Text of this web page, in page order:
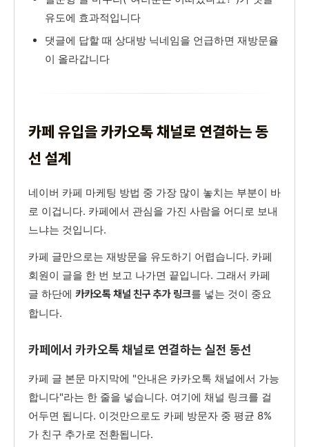
유도에 효과적입니다
댓글에 답할 때 상대방 닉네임을 언급하면 재방문율
이 올라갑니다
카페 유입을 카카오톡 채널로 연결하는 동
선 설계
네이버 카페 마케팅 방법 중 가장 많이 놓치는 부분이 바
로 이겁니다. 카페에서 관심을 가진 사람을 어디로 보내
느냐는 것입니다.
카페 글만으로는 재방문을 유도하기 어렵습니다. 카페
회원이 글을 한 번 보고 나가면 끝입니다. 그래서 카페
글 하단에 카카오톡 채널 친구 추가 링크를 넣는 것이 중요
합니다.
카페에서 카카오톡 채널로 연결하는 실전 동선
카페 글 본문 마지막에 "안내은 카카오톡 채널에서 가능
합니다"라는 한 줄을 넣습니다. 여기에 채널 링크를 걸
어두면 됩니다. 이것만으로도 카페 방문자 중 평균 8%
가 친구 추가로 전환됩니다.